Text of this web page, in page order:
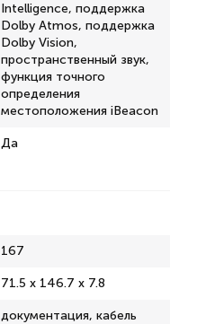
Intelligence, поддержка
Dolby Atmos, поддержка
Dolby Vision,
пространственный звук,
функция точного
определения
местоположения iBeacon
Да
167
71.5 x 146.7 x 7.8
документация, кабель